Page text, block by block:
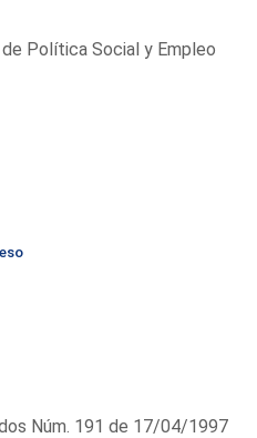
Política Social y Empleo
Núm. 191 de 17/04/1997